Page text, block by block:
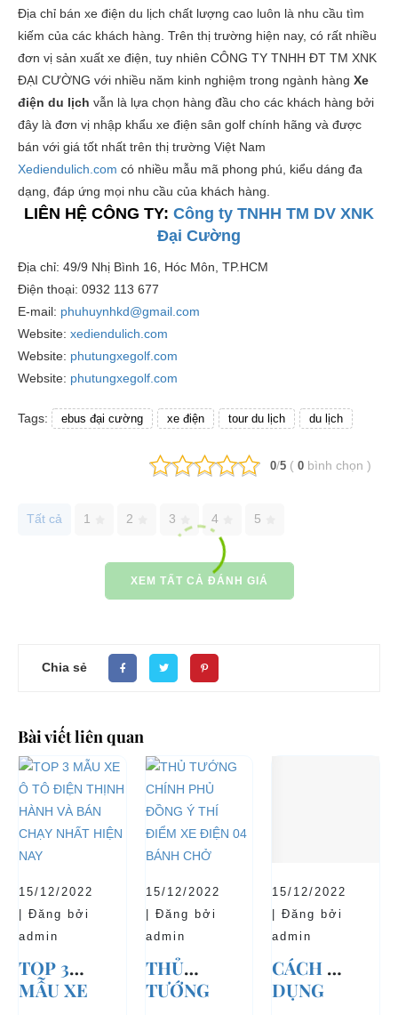
Địa chỉ bán xe điện du lịch chất lượng cao luôn là nhu cầu tìm
kiếm của các khách hàng. Trên thị trường hiện nay, có rất nhiều
đơn vị sản xuất xe điện, tuy nhiên CÔNG TY TNHH ĐT TM XNK
ĐẠI CƯỜNG với nhiều năm kinh nghiệm trong ngành hàng Xe
điện du lịch vẫn là lựa chọn hàng đầu cho các khách hàng bởi
đây là đơn vị nhập khẩu xe điện sân golf chính hãng và được
bán với giá tốt nhất trên thị trường Việt Nam
Xediendulich.com có nhiều mẫu mã phong phú, kiểu dáng đa
dạng, đáp ứng mọi nhu cầu của khách hàng.
LIÊN HỆ CÔNG TY: Công ty TNHH TM DV XNK
Đại Cường
Địa chỉ: 49/9 Nhị Bình 16, Hóc Môn, TP.HCM
Điện thoại: 0932 113 677
E-mail: phuhuynhkd@gmail.com
Website: xediendulich.com
Website: phutungxegolf.com
Website: phutungxegolf.com
Tags: ebus đại cường xe điện tour du lịch du lịch
0/5 ( 0 bình chọn )
Tất cả 1 2 3 4 5
XEM TẤT CẢ ĐÁNH GIÁ
Chia sẻ
Bài viết liên quan
15/12/2022
| Đăng bởi
admin
TOP 3
MẪU XE
15/12/2022
| Đăng bởi
admin
THỦ
TƯỚNG
15/12/2022
| Đăng bởi
admin
CÁCH SỬ
DỤNG